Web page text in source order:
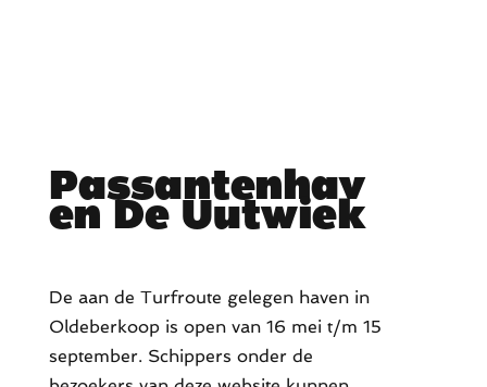
Passantenhav
en De Uutwiek
De aan de Turfroute gelegen haven in
Oldeberkoop is open van 16 mei t/m 15
september. Schippers onder de